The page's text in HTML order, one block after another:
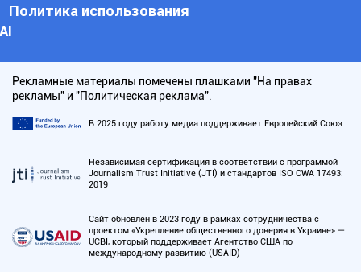
Политика использования
АI
Рекламные материалы помечены плашками "На правах
рекламы" и "Политическая реклама".
В 2025 году работу медиа поддерживает Европейский Союз
Независимая сертификация в соответствии с программой
Journalism Trust Initiative (JTI) и стандартов ISO CWA 17493:
2019
Сайт обновлен в 2023 году в рамках сотрудничества с
проектом «Укрепление общественного доверия в Украине» —
UCBI, который поддерживает Агентство США по
международному развитию (USAID)